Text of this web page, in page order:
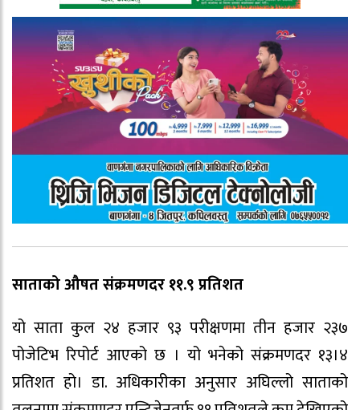
साताको औषत संक्रमणदर ११.९ प्रतिशत
यो साता कुल २४ हजार ९३ परीक्षणमा तीन हजार २३७
पोजेटिभ रिपोर्ट आएको छ । यो भनेको संक्रमणदर १३।४
प्रतिशत हो। डा. अधिकारीका अनुसार अघिल्लो साताको